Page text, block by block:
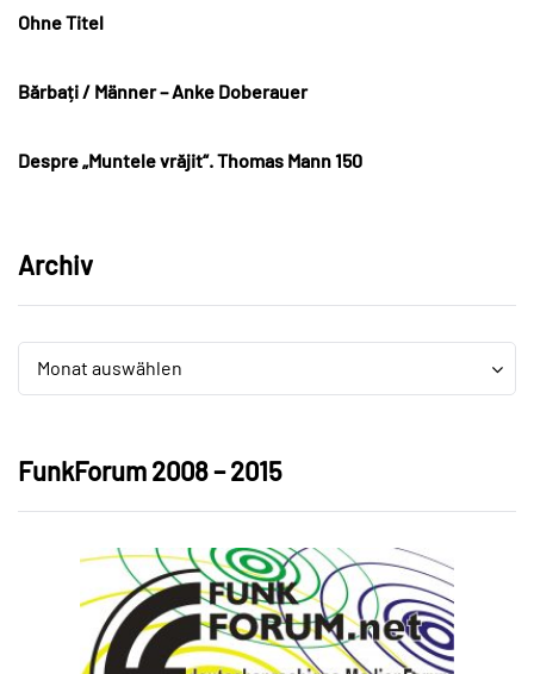
Ohne Titel
Bărbați / Männer – Anke Doberauer
Despre „Muntele vrăjit“. Thomas Mann 150
Archiv
Archiv
Monat auswählen
Archiv
FunkForum 2008 – 2015